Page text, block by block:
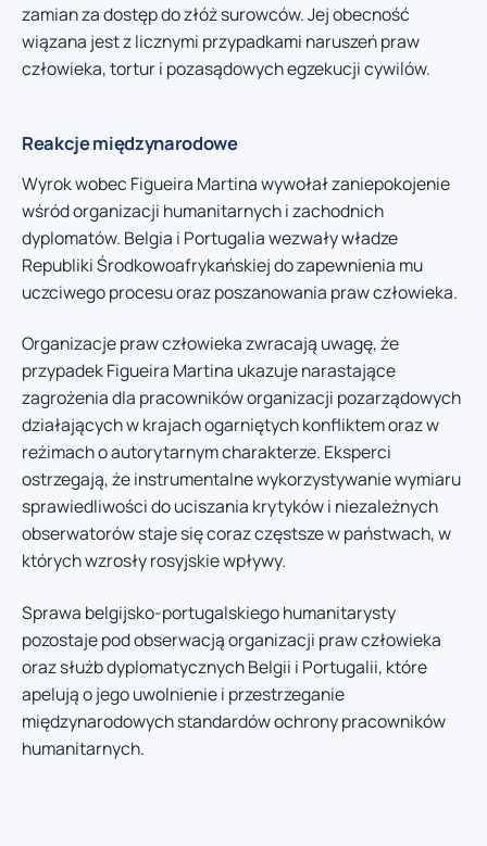
zamian za dostęp do złóż surowców. Jej obecność
wiązana jest z licznymi przypadkami naruszeń praw
człowieka, tortur i pozasądowych egzekucji cywilów.
Reakcje międzynarodowe
Wyrok wobec Figueira Martina wywołał zaniepokojenie
wśród organizacji humanitarnych i zachodnich
dyplomatów. Belgia i Portugalia wezwały władze
Republiki Środkowoafrykańskiej do zapewnienia mu
uczciwego procesu oraz poszanowania praw człowieka.
Organizacje praw człowieka zwracają uwagę, że
przypadek Figueira Martina ukazuje narastające
zagrożenia dla pracowników organizacji pozarządowych
działających w krajach ogarniętych konfliktem oraz w
reżimach o autorytarnym charakterze. Eksperci
ostrzegają, że instrumentalne wykorzystywanie wymiaru
sprawiedliwości do uciszania krytyków i niezależnych
obserwatorów staje się coraz częstsze w państwach, w
których wzrosły rosyjskie wpływy.
Sprawa belgijsko-portugalskiego humanitarysty
pozostaje pod obserwacją organizacji praw człowieka
oraz służb dyplomatycznych Belgii i Portugalii, które
apelują o jego uwolnienie i przestrzeganie
międzynarodowych standardów ochrony pracowników
humanitarnych.